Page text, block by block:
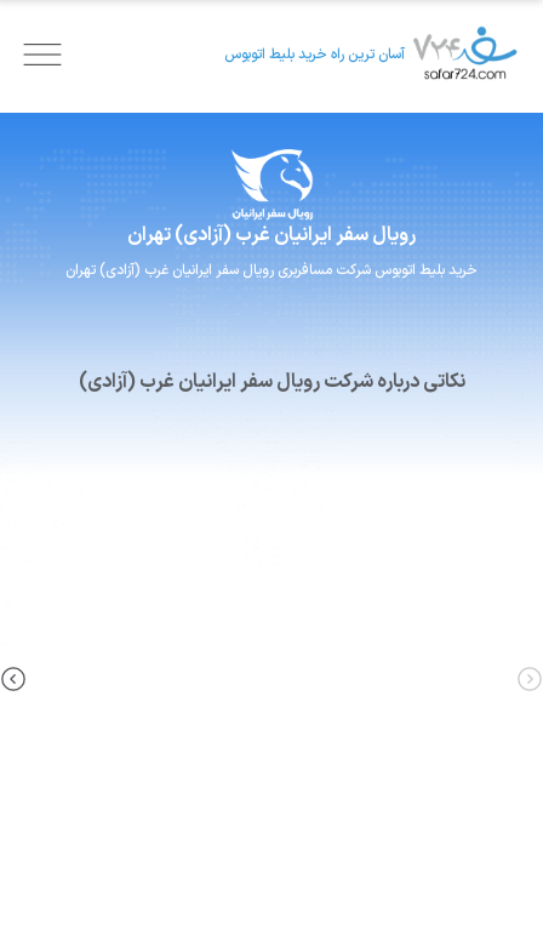
آسان ترین راه خرید بلیط اتوبوس
رویال سفر ایرانیان غرب (آزادی) تهران
خرید بلیط اتوبوس شرکت مسافربری رویال سفر ایرانیان غرب (آزادی) تهران
نکاتی درباره شرکت رویال سفر ایرانیان غرب (آزادی)